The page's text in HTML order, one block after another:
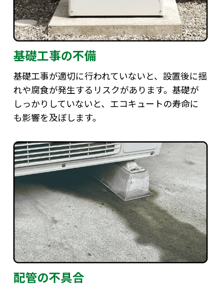
基礎工事の不備
基礎工事が適切に行われていないと、設置後に揺
れや腐食が発生するリスクがあります。基礎が
しっかりしていないと、エコキュートの寿命に
も影響を及ぼします。
配管の不具合